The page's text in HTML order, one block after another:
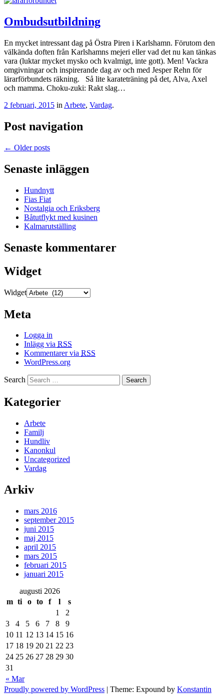
Ombudsutbildning
En mycket intressant dag på Östra Piren i Karlshamn. Förutom den
välkända doften från Karlshamns mejeri eller vad det nu kan tänkas
vara (luktar mycket mysko och kvalmigt, inte gott). Men! Vackra
omgivningar och inspirerande dag av och med Jesper Rehn för
lärarförbundets räkning. Så lite karateträning på det, Alva, Axel
och mamma. Choku-zuki: Rakt slag…
2 februari, 2015 in Arbete, Vardag.
Post navigation
← Older posts
Senaste inläggen
Hundnytt
Fias Fiat
Nostalgia och Eriksberg
Båtutflykt med kusinen
Kalmarutställing
Senaste kommentarer
Widget
Widget
Meta
Logga in
Inlägg via RSS
Kommentarer via RSS
WordPress.org
Search
Kategorier
Arbete
Familj
Hundliv
Kanonkul
Uncategorized
Vardag
Arkiv
mars 2016
september 2015
juni 2015
maj 2015
april 2015
mars 2015
februari 2015
januari 2015
augusti 2026
m ti o to f l s
« Mar
1
2
3
4 5 6 7 8
9
10 11 12 13 14 15 16
17 18 19 20 21 22 23
24 25 26 27 28 29 30
31
Proudly powered by WordPress | Theme: Expound by Konstantin